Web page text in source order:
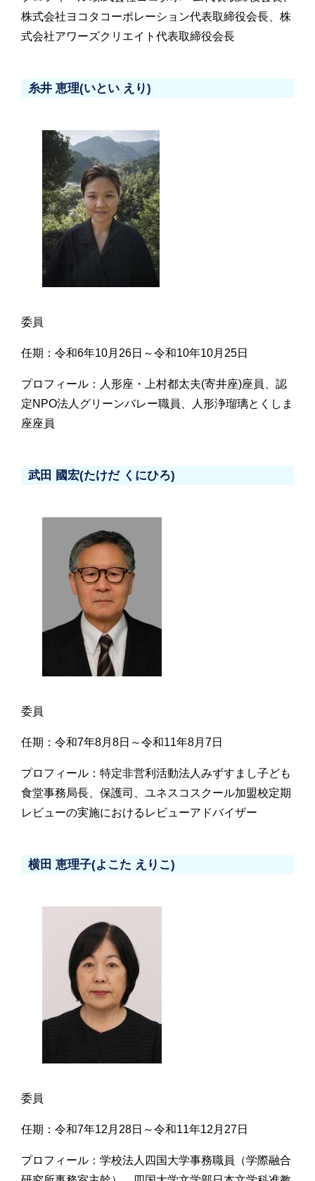
株式会社ヨコタコーポレーション代表取締役会長、株
式会社アワーズクリエイト代表取締役会長
糸井 恵理(いとい えり)
委員
任期：令和6年10月26日～令和10年10月25日
プロフィール：人形座・上村都太夫(寄井座)座員、認
定NPO法人グリーンバレー職員、人形浄瑠璃とくしま
座座員
武田 國宏(たけだ くにひろ)
委員
任期：令和7年8月8日～令和11年8月7日
プロフィール：特定非営利活動法人みずすまし子ども
食堂事務局長、保護司、ユネスコスクール加盟校定期
レビューの実施におけるレビューアドバイザー
横田 恵理子(よこた えりこ)
委員
任期：令和7年12月28日～令和11年12月27日
プロフィール：学校法人四国大学事務職員（学際融合